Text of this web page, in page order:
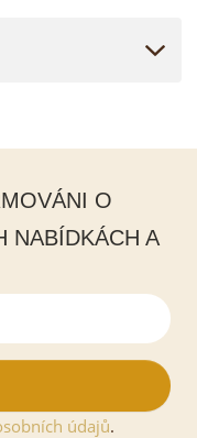
O
NABÍDKÁCH A
údajů.